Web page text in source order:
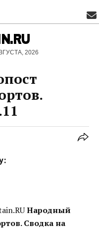
2026
Народный
Сводка на